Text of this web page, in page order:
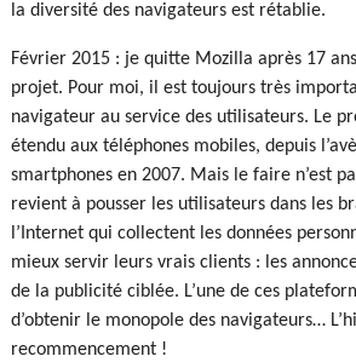
la diversité des navigateurs est rétablie.
Février 2015 : je quitte Mozilla après 17
projet. Pour moi, il est toujours très
navigateur au service des utilisateurs. Le
étendu aux téléphones mobiles, depuis
smartphones en 2007. Mais le faire n’est
revient à pousser les utilisateurs dans les
l’Internet qui collectent les données
mieux servir leurs vrais clients : les
de la publicité ciblée. L’une de ces
d’obtenir le monopole des navigateurs…
recommencement !